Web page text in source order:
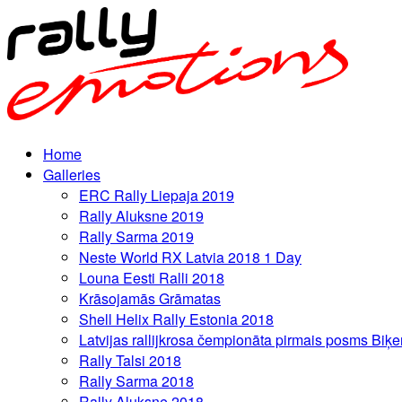
Home
Galleries
ERC Rally Liepaja 2019
Rally Aluksne 2019
Rally Sarma 2019
Neste World RX Latvia 2018 1 Day
Louna Eesti Ralli 2018
Krāsojamās Grāmatas
Shell Helix Rally Estonia 2018
Latvijas rallijkrosa čempionāta pirmais posms
Rally Talsi 2018
Rally Sarma 2018